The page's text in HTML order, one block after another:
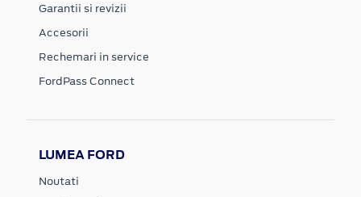
Garantii si revizii
Accesorii
Rechemari in service
FordPass Connect
LUMEA FORD
Noutati